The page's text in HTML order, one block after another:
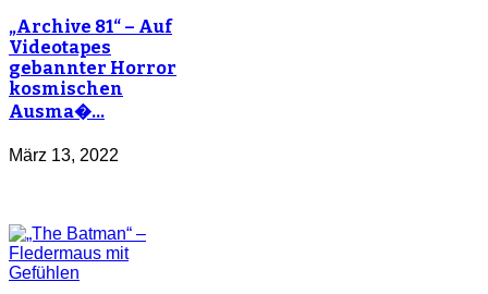
„Archive 81“ – Auf
Videotapes
gebannter Horror
kosmischen
Ausma�…
März 13, 2022